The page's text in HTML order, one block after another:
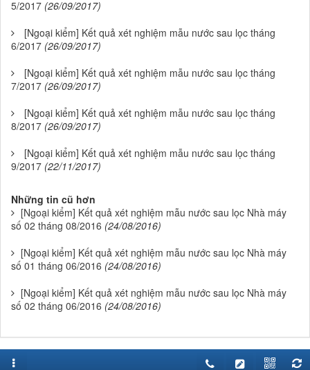
5/2017 (26/09/2017)
[Ngoại kiểm] Kết quả xét nghiệm mẫu nước sau lọc tháng
6/2017 (26/09/2017)
[Ngoại kiểm] Kết quả xét nghiệm mẫu nước sau lọc tháng
7/2017 (26/09/2017)
[Ngoại kiểm] Kết quả xét nghiệm mẫu nước sau lọc tháng
8/2017 (26/09/2017)
[Ngoại kiểm] Kết quả xét nghiệm mẫu nước sau lọc tháng
9/2017 (22/11/2017)
Những tin cũ hơn
[Ngoại kiểm] Kết quả xét nghiệm mẫu nước sau lọc Nhà máy
số 02 tháng 08/2016 (24/08/2016)
[Ngoại kiểm] Kết quả xét nghiệm mẫu nước sau lọc Nhà máy
số 01 tháng 06/2016 (24/08/2016)
[Ngoại kiểm] Kết quả xét nghiệm mẫu nước sau lọc Nhà máy
số 02 tháng 06/2016 (24/08/2016)